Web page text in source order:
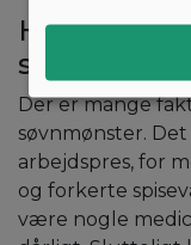
Hvilke
Der er mange
søvnmønster.
arbejdspres, for
og forkerte
være nogle